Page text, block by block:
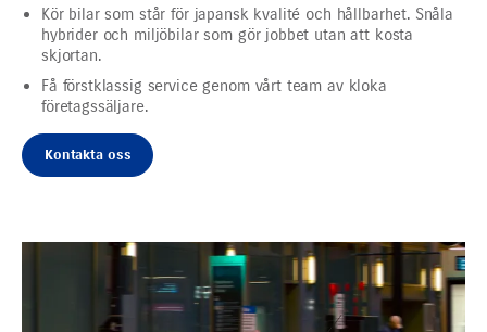
Kör bilar som står för japansk kvalité och hållbarhet. Snåla
hybrider och miljöbilar som gör jobbet utan att kosta
skjortan.
Få förstklassig service genom vårt team av kloka
företagssäljare.
Kontakta oss